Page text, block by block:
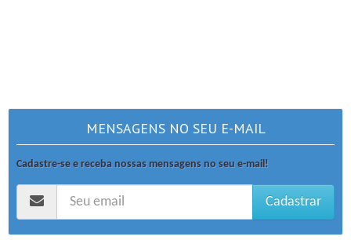
MENSAGENS NO SEU E-MAIL
Cadastre-se e receba nossas mensagens no seu e-mail!
Cadastrar